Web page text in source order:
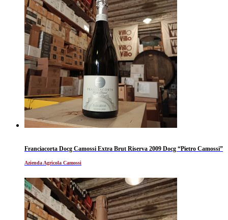
Franciacorta Docg Camossi Extra Brut Riserva 2009 Docg “Pietro Camossi”
Azienda Agricola Camossi